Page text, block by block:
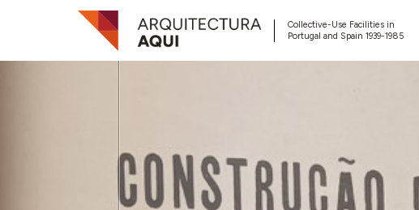
Collective-Use Facilities in
Portugal and Spain 1939-1985